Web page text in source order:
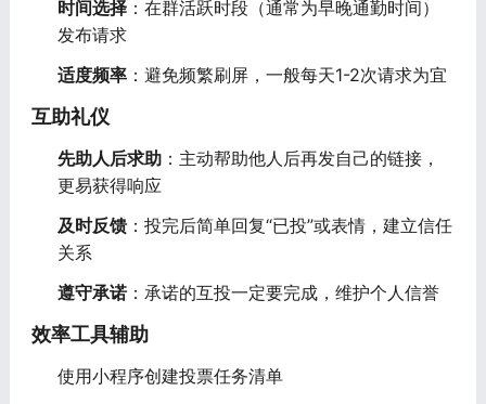
时间选择：在群活跃时段（通常为早晚通勤时间）
发布请求
适度频率：避免频繁刷屏，一般每天1-2次请求为宜
互助礼仪
先助人后求助：主动帮助他人后再发自己的链接，
更易获得响应
及时反馈：投完后简单回复“已投”或表情，建立信任
关系
遵守承诺：承诺的互投一定要完成，维护个人信誉
效率工具辅助
使用小程序创建投票任务清单